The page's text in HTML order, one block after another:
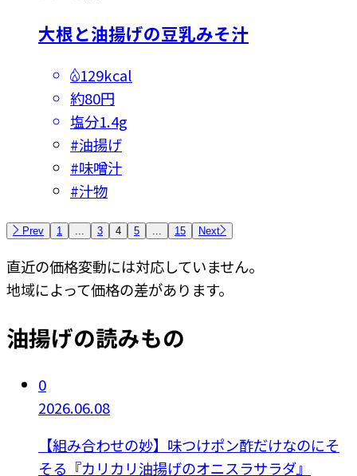
大根と油揚げの豆乳みそ汁
129kcal
約80円
塩分1.4g
#油揚げ
#味噌汁
#汁物
Prev 1 ... 3 4 5 ... 15 Next
直近の価格変動には対応していません。
地域によって価格の差があります。
油揚げの読みもの
0
2026.06.08
【組み合わせの妙】味つけポン酢だけなのにそ
そる『カリカリ油揚げのオニスラサラダ』